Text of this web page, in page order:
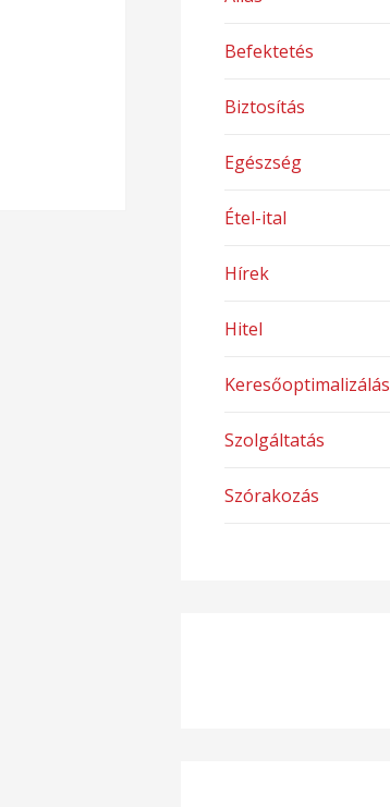
Befektetés
Biztosítás
Egészség
Étel-ital
Hírek
Hitel
Keresőoptimalizálás
Szolgáltatás
Szórakozás